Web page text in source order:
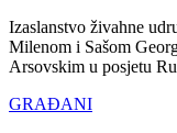
Izaslanstvo živahne
Milenom i Sašom
Arsovskim u posjetu
GRAĐANI